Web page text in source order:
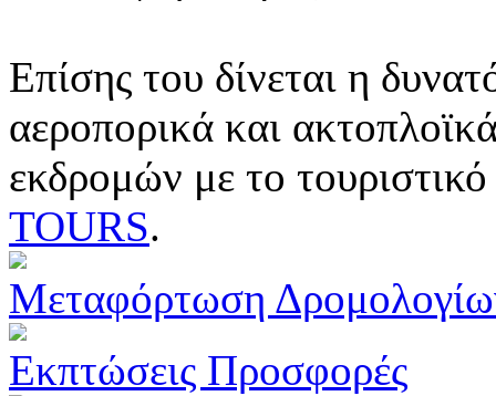
Επίσης του δίνεται η
αεροπορικά και
εκδρομών με το
TOURS.
Μεταφόρτωση
Εκπτώσεις Προσφορές